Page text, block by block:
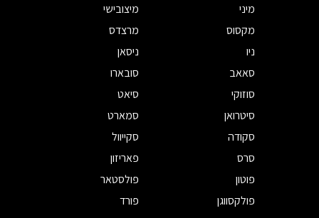
מיני
מיצובישי
מקסוס
מרצדס
ניו
ניסאן
סאאב
סובארו
סוזוקי
סיאט
סיטרואן
סמארט
סקודה
סקייוול
סרס
פאריזון
פוטון
פולסטאר
פולקסווגן
פורד